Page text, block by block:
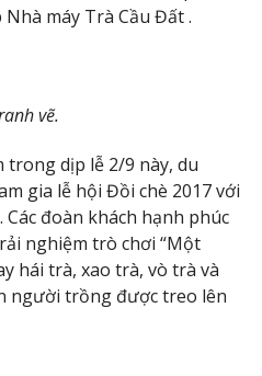
máy Trà Cầu Đất .
vẽ.
trong dịp lễ 2/9 này, du
gia lễ hội Đồi chè 2017 với
đoàn khách hạnh phúc
nghiệm trò chơi “Một
hái trà, xao trà, vò trà và
người trồng được treo lên